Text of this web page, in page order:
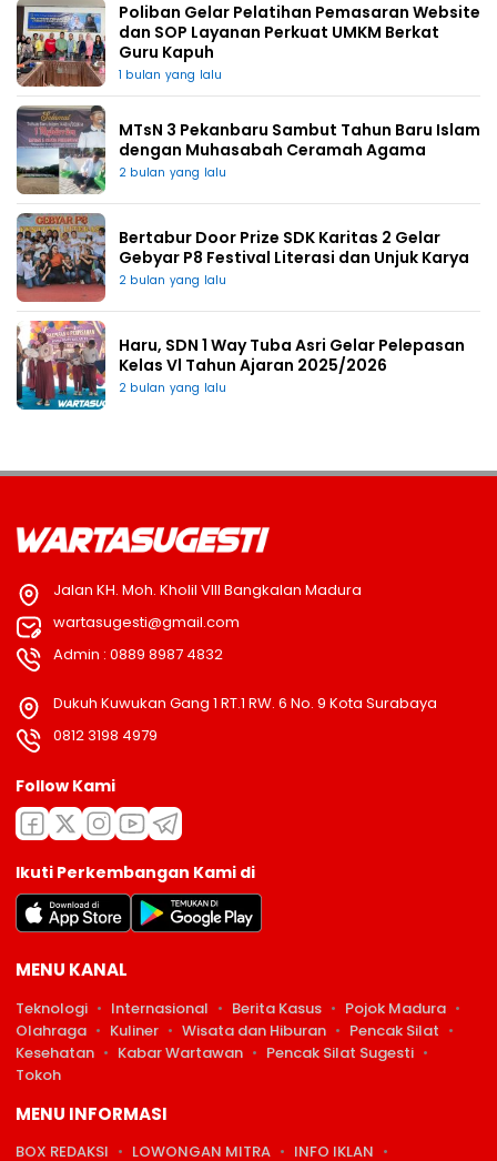
Poliban Gelar Pelatihan Pemasaran Website
dan SOP Layanan Perkuat UMKM Berkat
Guru Kapuh
1 bulan yang lalu
MTsN 3 Pekanbaru Sambut Tahun Baru Islam
dengan Muhasabah Ceramah Agama
2 bulan yang lalu
Bertabur Door Prize SDK Karitas 2 Gelar
Gebyar P8 Festival Literasi dan Unjuk Karya
2 bulan yang lalu
Haru, SDN 1 Way Tuba Asri Gelar Pelepasan
Kelas Vl Tahun Ajaran 2025/2026
2 bulan yang lalu
Jalan KH. Moh. Kholil VIII Bangkalan Madura
wartasugesti@gmail.com
Admin : 0889 8987 4832
Dukuh Kuwukan Gang 1 RT.1 RW. 6 No. 9 Kota Surabaya
0812 3198 4979
Follow Kami
Ikuti Perkembangan Kami di
MENU KANAL
Teknologi Internasional Berita Kasus
Pojok Madura
Olahraga
Kuliner Wisata dan Hiburan
Pencak Silat
Kesehatan
Kabar Wartawan
Pencak Silat Sugesti
Tokoh
MENU INFORMASI
BOX REDAKSI LOWONGAN MITRA INFO IKLAN